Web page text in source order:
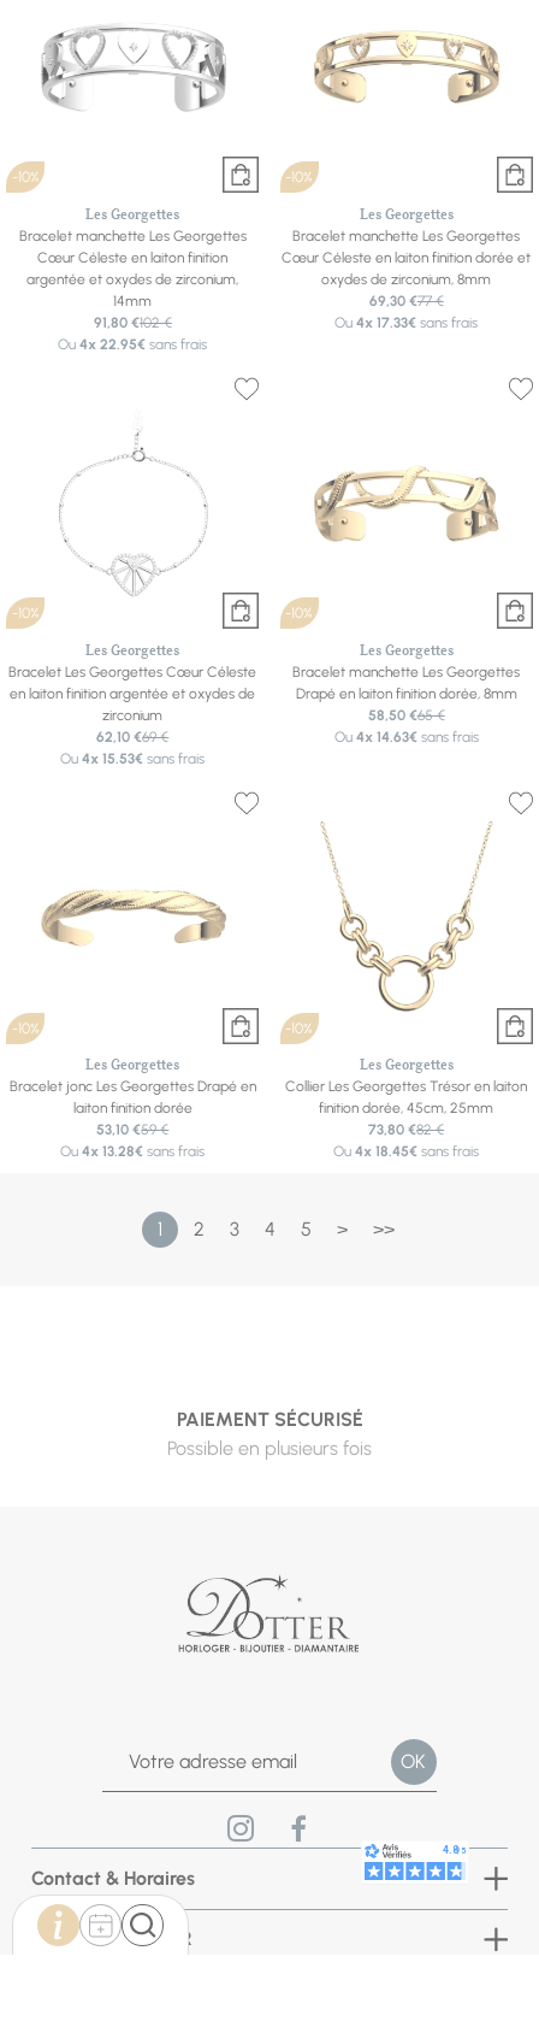
-10%
Les Georgettes
Bracelet manchette Les Georgettes
Cœur Céleste en laiton finition
argentée et oxydes de zirconium,
14mm
91,80 €102 €
Ou4x 22.95€ sans frais
-10%
Les Georgettes
Bracelet manchette Les Georgettes
Cœur Céleste en laiton finition dorée et
oxydes de zirconium, 8mm
69,30 €77 €
Ou4x 17.33€ sans frais
-10%
Les Georgettes
Bracelet Les Georgettes Cœur Céleste
en laiton finition argentée et oxydes de
zirconium
62,10 €69 €
Ou4x 15.53€ sans frais
-10%
Les Georgettes
Bracelet manchette Les Georgettes
Drapé en laiton finition dorée, 8mm
58,50 €65 €
Ou 4x 14.63€sans frais
-10%
Les Georgettes
Bracelet jonc Les Georgettes Drapé en
laiton finition dorée
53,10 €59 €
Ou4x 13.28€ sans frais
-10%
Les Georgettes
Collier Les Georgettes Trésor en laiton
finition dorée, 45cm, 25mm
73,80 €82 €
Ou4x 18.45€ sans frais
1 2 3 4 5 > >>
PAIEMENT SÉCURISÉ
Possible en plusieurs fois
Contact & Horaires
Bijouterie DOTTER